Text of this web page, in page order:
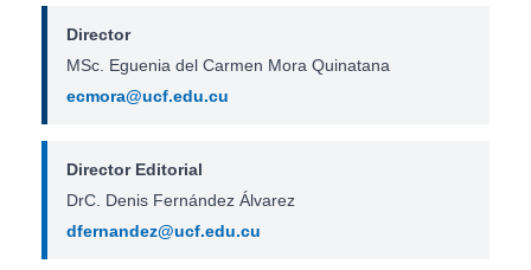
Director
MSc. Eguenia del Carmen Mora Quinatana
ecmora@ucf.edu.cu
Director Editorial
DrC. Denis Fernández Álvarez
dfernandez@ucf.edu.cu